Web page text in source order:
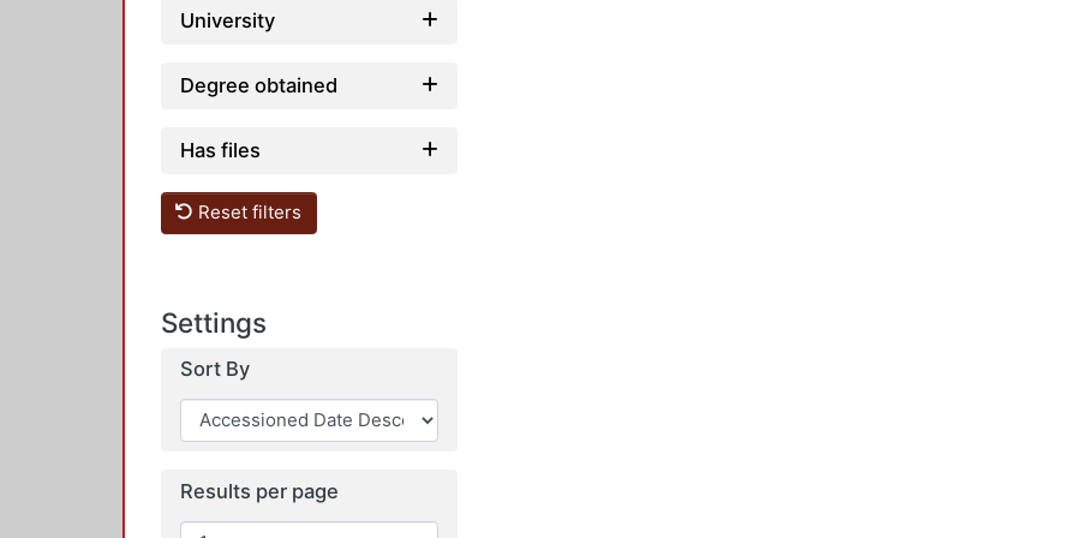
University
Degree obtained
Has files
Reset filters
Settings
Sort By
Results per page